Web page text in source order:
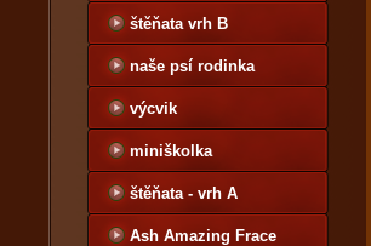
štěňata vrh B
naše psí rodinka
výcvik
miniškolka
štěňata - vrh A
Ash Amazing Frace